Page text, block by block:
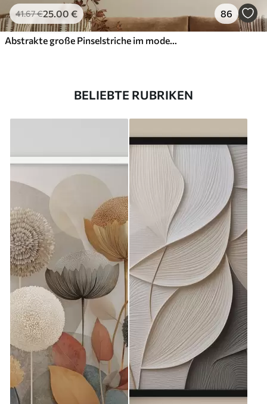
41.67€25.00 € 86
Abstrakte große Pinselstriche im modernen Stil
BELIEBTE RUBRIKEN